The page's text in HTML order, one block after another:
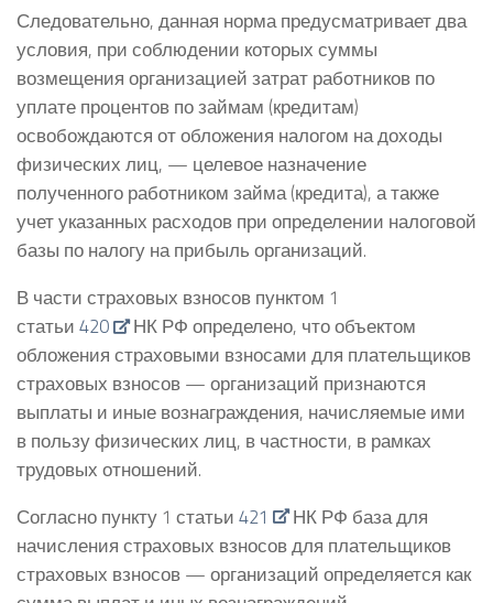
Следовательно, данная норма предусматривает два
условия, при соблюдении которых суммы
возмещения организацией затрат работников по
уплате процентов по займам (кредитам)
освобождаются от обложения налогом на доходы
физических лиц, — целевое назначение
полученного работником займа (кредита), а также
учет указанных расходов при определении налоговой
базы по налогу на прибыль организаций.
В части страховых взносов пунктом 1
статьи 420
НК РФ определено, что объектом
обложения страховыми взносами для плательщиков
страховых взносов — организаций признаются
выплаты и иные вознаграждения, начисляемые ими
в пользу физических лиц, в частности, в рамках
трудовых отношений.
Согласно пункту 1 статьи 421
НК РФ база для
начисления страховых взносов для плательщиков
страховых взносов — организаций определяется как